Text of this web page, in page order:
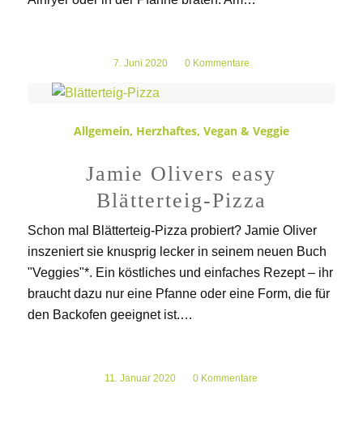
7. Juni 2020
/ 0 Kommentare
Allgemein, Herzhaftes, Vegan & Veggie
Jamie Olivers easy
Blätterteig-Pizza
Schon mal Blätterteig-Pizza probiert? Jamie Oliver
inszeniert sie knusprig lecker in seinem neuen Buch
"Veggies"*. Ein köstliches und einfaches Rezept – ihr
braucht dazu nur eine Pfanne oder eine Form, die für
den Backofen geeignet ist.…
11. Januar 2020
/ 0 Kommentare